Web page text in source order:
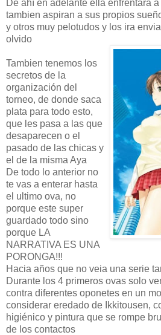
De ahí en adelante ella enfrentara
tambien aspiran a sus propios
y otros muy pelotudos y los ira
olvido
Tambien tenemos los
secretos de la
organización del
torneo, de donde saca
plata para todo esto,
que les pasa a las que
desaparecen o el
pasado de las chicas y
el de la misma Aya
De todo lo anterior no
te vas a enterar hasta
el ultimo ova, no
porque este super
guardado todo sino
porque LA
NARRATIVA ES UNA
PORONGA!!!
Hacia años que no veia una serie
Durante los 4 primeros ovas solo
contra diferentes oponetes en un
considerar eredado de Ikkitousen,
higiénico y pintura que se rompe
de los contactos